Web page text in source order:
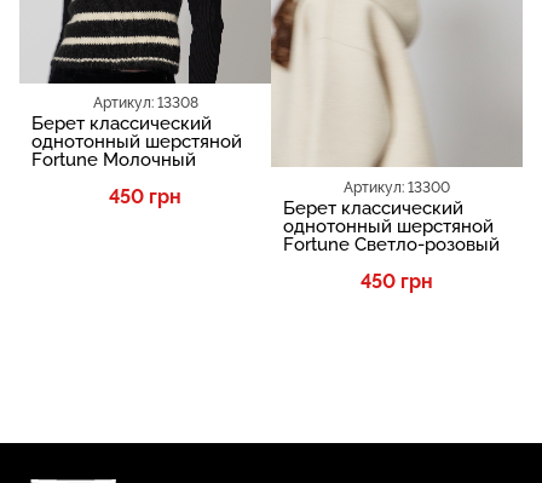
Артикул: 13308
Берет классический
однотонный шерстяной
Fortune Молочный
450 грн Артикул: 13300
Берет классический
однотонный шерстяной
Fortune Светло-розовый
450 грн